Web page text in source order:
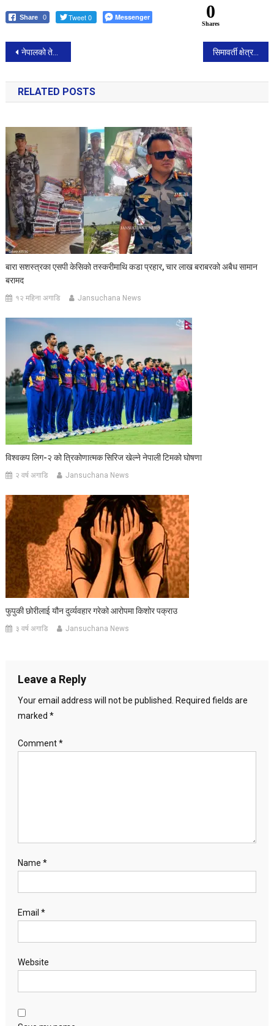
Share 0 Tweet 0 Messenger 0
Shares
Post
navigation
नेपालको तेस्रो उपराष्ट्रपतिमा रामसहायप्रसाद यादव निर्वाचित सिमावर्ती क्षेत्रका १० प्रतिशत जनता भारतीय नुन प्रयोग गर्दै
RELATED POSTS
बारा सशस्त्रका एसपी केसिको तस्करीमाथि कडा प्रहार, चार लाख बराबरको अबैध सामान
बरामद
१२ महिना अगाडि Jansuchana News
विश्वकप लिग-२ को त्रिकोणात्मक सिरिज खेल्ने नेपाली टिमको घोषणा
२ वर्ष अगाडि Jansuchana News
फुपुकी छोरीलाई यौन दुर्व्यवहार गरेको आरोपमा किशोर पक्राउ
३ वर्ष अगाडि Jansuchana News
Leave a Reply
Your email address will not be published.
Required fields are
marked *
Comment*
Name *
Email *
Website